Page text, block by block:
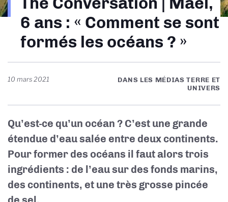
6 ans : « Comment se sont
formés les océans ? »
10 mars 2021
DANS LES MÉDIAS TERRE ET
UNIVERS
Qu’est-ce qu’un océan ? C’est une grande
étendue d’eau salée entre deux continents.
Pour former des océans il faut alors trois
ingrédients : de l’eau sur des fonds marins,
des continents, et une très grosse pincée